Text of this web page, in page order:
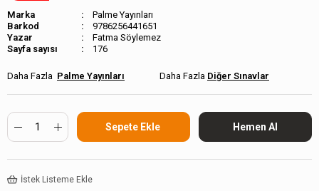
Marka
Palme Yayınları
Barkod
9786256441651
Fatma Söylemez
Sayfa sayısı
176
Palme Yayınları Diğer Sınavlar
İstek Listeme Ekle